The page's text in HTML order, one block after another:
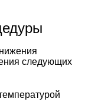
следующих